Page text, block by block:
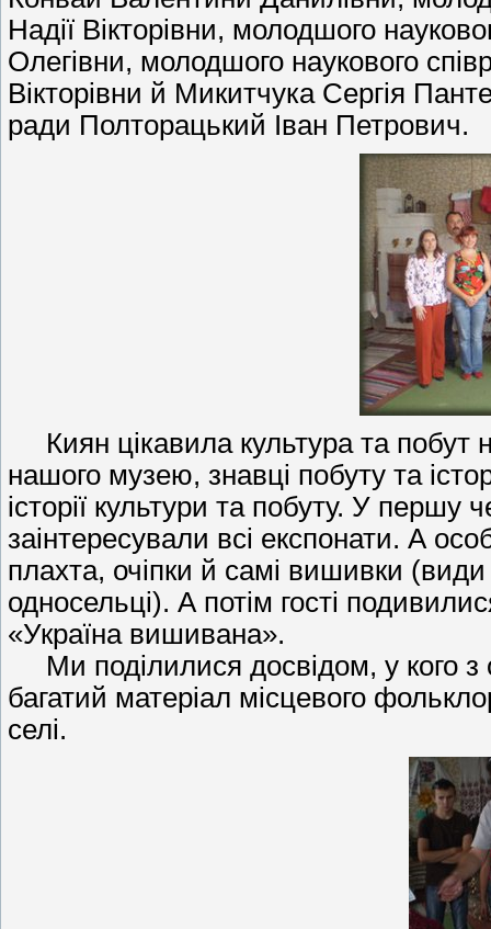
Надії Вікторівни, молодшого
Олегівни, молодшого наукового
Вікторівни й Микитчука Сергія
ради Полторацький Іван Петрович.
Киян цікавила культура та побут
нашого музею, знавці побуту та
історії культури та побуту. У першу
заінтересували всі експонати. А
плахта, очіпки й самі вишивки
односельці). А потім гості
«Україна вишивана».
Ми поділилися досвідом, у кого з
багатий матеріал місцевого
селі.